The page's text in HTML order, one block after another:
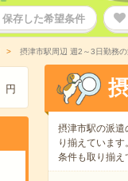
保存した希望条件
摂津市駅周辺 週2～3日勤務
円
摂津市駅の派遣
り揃えています
条件も取り揃え